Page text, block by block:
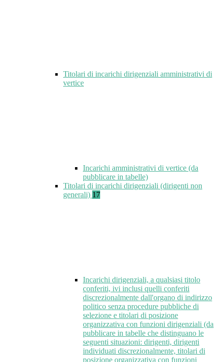
Titolari di incarichi dirigenziali amministrativi di
vertice
Incarichi amministrativi di vertice (da
pubblicare in tabelle)
Titolari di incarichi dirigenziali (dirigenti non
generali) 17
Incarichi dirigenziali, a qualsiasi titolo
conferiti, ivi inclusi quelli conferiti
discrezionalmente dall'organo di indirizzo
politico senza procedure pubbliche di
selezione e titolari di posizione
organizzativa con funzioni dirigenziali (da
pubblicare in tabelle che distinguano le
seguenti situazioni: dirigenti, dirigenti
individuati discrezionalmente, titolari di
posizione organizzativa con funzioni